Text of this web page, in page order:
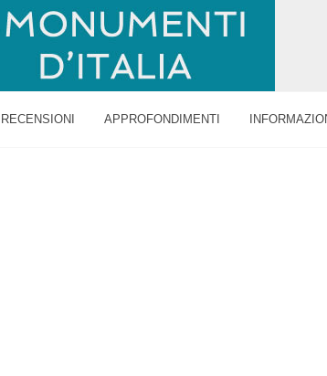
RECENSIONI APPROFONDIMENTI